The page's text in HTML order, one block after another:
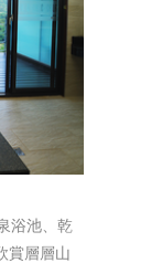
浴池、乾
賞層層山